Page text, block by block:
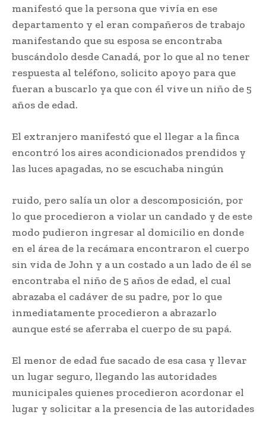
manifestó que la persona que vivía en ese
departamento y el eran compañeros de trabajo
manifestando que su esposa se encontraba
buscándolo desde Canadá, por lo que al no tener
respuesta al teléfono, solicito apoyo para que
fueran a buscarlo ya que con él vive un niño de 5
años de edad.
El extranjero manifestó que el llegar a la finca
encontró los aires acondicionados prendidos y
las luces apagadas, no se escuchaba ningún
ruido, pero salía un olor a descomposición, por
lo que procedieron a violar un candado y de este
modo pudieron ingresar al domicilio en donde
en el área de la recámara encontraron el cuerpo
sin vida de John y a un costado a un lado de él se
encontraba el niño de 5 años de edad, el cual
abrazaba el cadáver de su padre, por lo que
inmediatamente procedieron a abrazarlo
aunque esté se aferraba el cuerpo de su papá.
El menor de edad fue sacado de esa casa y llevar
un lugar seguro, llegando las autoridades
municipales quienes procedieron acordonar el
lugar y solicitar a la presencia de las autoridades